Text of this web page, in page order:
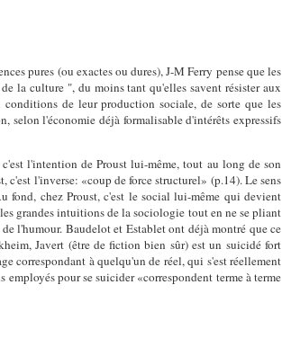
pures (ou exactes ou dures), J-M Ferry pense que les
la culture ", du moins tant qu'elles savent résister aux
de leur production sociale, de sorte que les
selon l'économie déjà formalisable d'intérêts expressifs
l'intention de Proust lui-même, tout au long de son
l'inverse: «coup de force structurel» (p.14). Le sens
fond, chez Proust, c'est le social lui-même qui devient
grandes intuitions de la sociologie tout en ne se pliant
l'humour. Baudelot et Establet ont déjà montré que ce
Javert (être de fiction bien sûr) est un suicidé fort
correspondant à quelqu'un de réel, qui s'est réellement
pour se suicider «correspondent terme à terme